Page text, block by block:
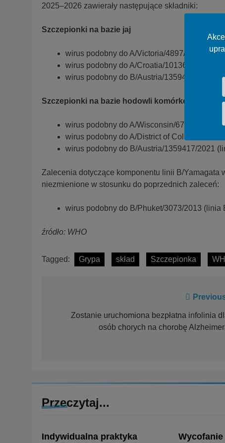
2025–2026 zawierały następujące składniki:
Szczepionki na bazie jaj
wirus podobny do A/Victoria/4897/2022
wirus podobny do A/Croatia/10136RV/2023
wirus podobny do B/Austria/1359417/2021
Szczepionki na bazie hodowli komórkowej,
wirus podobny do A/Wisconsin/67/2022
wirus podobny do A/District of Columbia/27/
wirus podobny do B/Austria/1359417/2021
Zalecenia dotyczące komponentu linii B/
niezmienione w stosunku do poprzednich zaleceń:
wirus podobny do B/Phuket/3073/2013 (linia
źródło: WHO
Tagged: Grypa skład Szczepionka
Zostanie uruchomiona bezpłatna infolinia
osób chorych na chorobę
Przeczytaj...
Indywidualna praktyka